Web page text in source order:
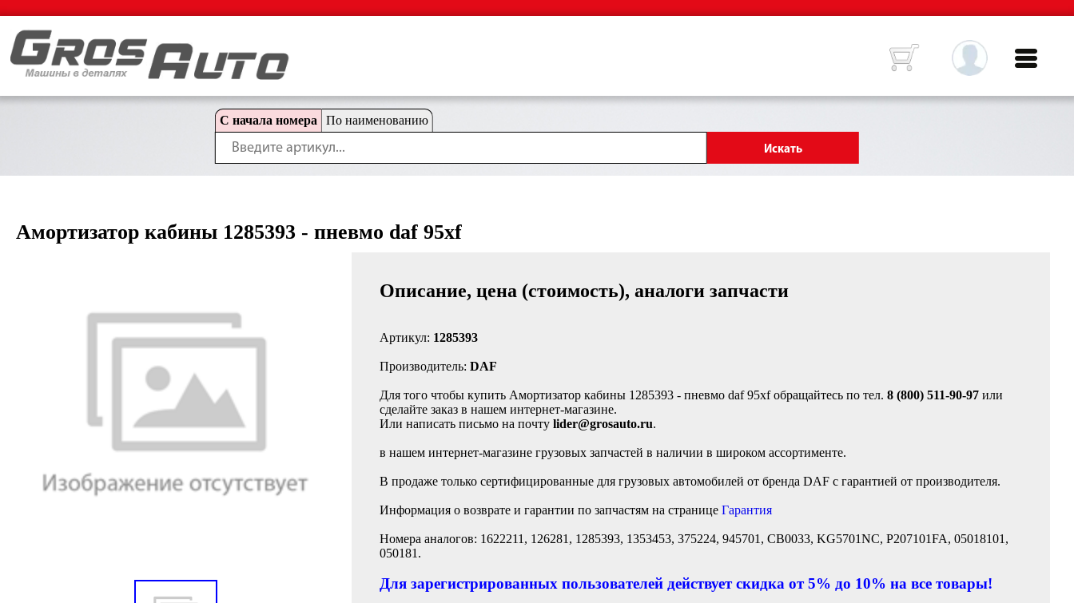
С начала номера По наименованию
Амортизатор кабины 1285393 - пневмо daf 95xf
Описание, цена (стоимость), аналоги запчасти
Артикул: 1285393
Производитель: DAF
Для того чтобы купить Амортизатор кабины 1285393 - пневмо daf 95xf обращайтесь по тел. 8 (800) 511-90-97 или
сделайте заказ в нашем интернет-магазине.
Или написать письмо на почту lider@grosauto.ru.
в нашем интернет-магазине грузовых запчастей в наличии в широком ассортименте.
В продаже только сертифицированные для грузовых автомобилей от бренда DAF с гарантией от производителя.
Информация о возврате и гарантии по запчастям на странице Гарантия
Номера аналогов: 1622211, 126281, 1285393, 1353453, 375224, 945701, CB0033, KG5701NC, P207101FA, 05018101,
050181.
Для зарегистрированных пользователей действует скидка от 5% до 10% на все товары!